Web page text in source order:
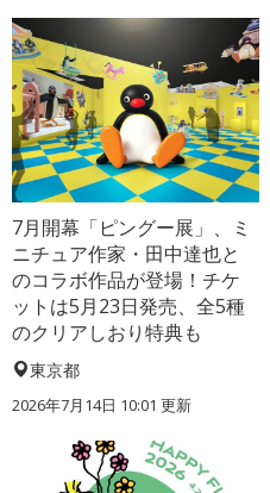
7月開幕「ピングー展」、ミ
ニチュア作家・田中達也と
のコラボ作品が登場！チケ
ットは5月23日発売、全5種
のクリアしおり特典も
東京都
2026年7月14日 10:01 更新